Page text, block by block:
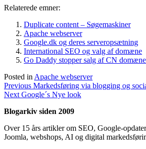
Relaterede emner:
Duplicate content – Søgemaskiner
Apache webserver
Google.dk og deres serveropsætning
International SEO og valg af domæne
Go Daddy stopper salg af CN
Posted in Apache webserver
Indlægsnavigation
Previous Previous
post:
Markedsføring via blogging og
Next Next
Google´s Nye look
Blogarkiv siden 2009
Over 15 års artikler om SEO, Google-
Joomla, webshops, AI og digital